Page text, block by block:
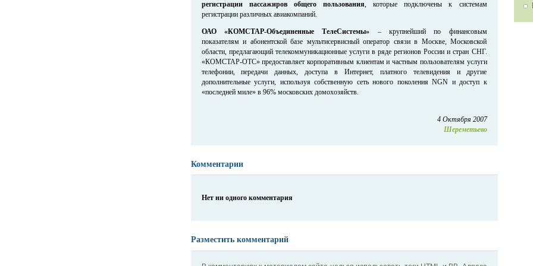
регистрации пассажиров общего пользования , которые подключены к системам
регистрации различных авиакомпаний.
ОАО «КОМСТАР-Объединенные ТелеСистемы» – крупнейший по финансовым
показателям и абонентской базе мультисервисный оператор связи в Москве, Московской
области, предлагающий телекоммуникационные услуги в ряде регионов России и стран СНГ.
«КОМСТАР-ОТС» предоставляет корпоративным клиентам и частным пользователям услуги
телефонии, передачи данных, доступа в Интернет, платного телевидения и другие
дополнительные услуги, используя собственную сеть нового поколения NGN и доступ к
«последней миле» в 96% московских домохозяйств.
4 Октября 2007
Шереметьево
Комментарии
Нет ни одного комментария
Разместить комментарий